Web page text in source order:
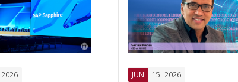
2026 JUN 15 2026